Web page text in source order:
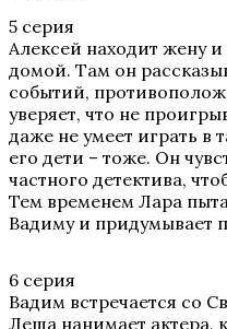
5 серия
Алексей находит жену и
домой. Там он
событий,
уверяет, что не
даже не умеет играть в
его дети – тоже. Он
частного детектива,
Тем временем Лара
Вадиму и придумывает
6 серия
Вадим встречается со
Леша нанимает актера,